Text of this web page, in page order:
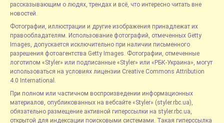
рассказывающим о людях, трендах и всё, что интересно читать вне
новостей.
Фотографии, иллюстрации и другие изображения принадлежат их
правообладателям. Использование фотографий, отмеченных Getty
Images, допускается исключительно при наличии письменного
разрешения фотоагентства Getty Images. Фотографии, отмеченные
логотипом «Styler» или подписанные «Styler» или «РБК-Украина», могут
использоваться на условиях лицензии Creative Commons Attribution
4.0 International.
При полном или частичном воспроизведении информационных
материалов, опубликованных на вебсайте «Styler» (styler.rbc.ua),
обязательно размещение активной гиперссылки на styler.rbc.ua,
открытой для индексации поисковыми системами. Такая гиперссылка